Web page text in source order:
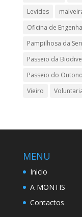
Levides
Oficina de
Pampilhosa da
Passeio da
Passeio do Outono
Vieiro
MENU
Inicio
A MONTIS
Contactos